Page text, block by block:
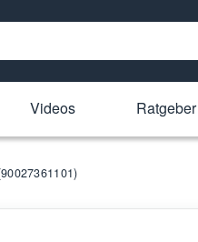
Videos Ratgeber